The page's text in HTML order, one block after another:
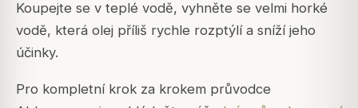
Koupejte se v teplé vodě, vyhněte se velmi horké
vodě, která olej příliš rychle rozptýlí a sníží jeho
účinky.
Pro kompletní krok za krokem průvodce